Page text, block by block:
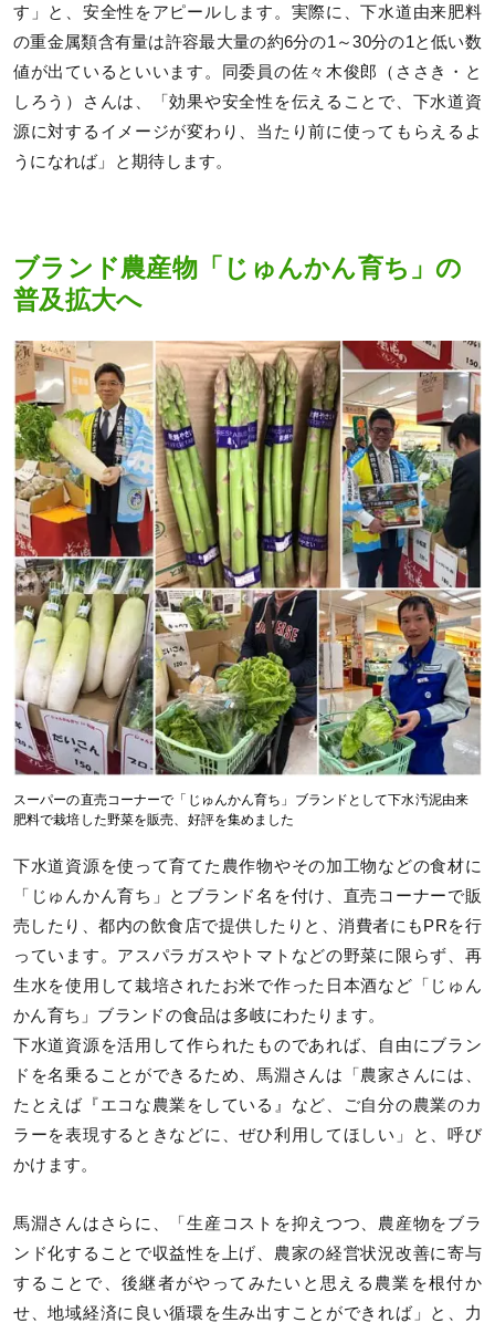
す」と、安全性をアピールします。実際に、下水道由来肥料
の重金属類含有量は許容最大量の約6分の1～30分の1と低い数
値が出ているといいます。同委員の佐々木俊郎（ささき・と
しろう）さんは、「効果や安全性を伝えることで、下水道資
源に対するイメージが変わり、当たり前に使ってもらえるよ
うになれば」と期待します。
ブランド農産物「じゅんかん育ち」の
普及拡大へ
スーパーの直売コーナーで「じゅんかん育ち」ブランドとして下水汚泥由来
肥料で栽培した野菜を販売、好評を集めました
下水道資源を使って育てた農作物やその加工物などの食材に
「じゅんかん育ち」とブランド名を付け、直売コーナーで販
売したり、都内の飲食店で提供したりと、消費者にもPRを行
っています。アスパラガスやトマトなどの野菜に限らず、再
生水を使用して栽培されたお米で作った日本酒など「じゅん
かん育ち」ブランドの食品は多岐にわたります。
下水道資源を活用して作られたものであれば、自由にブラン
ドを名乗ることができるため、馬淵さんは「農家さんには、
たとえば『エコな農業をしている』など、ご自分の農業のカ
ラーを表現するときなどに、ぜひ利用してほしい」と、呼び
かけます。
馬淵さんはさらに、「生産コストを抑えつつ、農産物をブラ
ンド化することで収益性を上げ、農家の経営状況改善に寄与
することで、後継者がやってみたいと思える農業を根付か
せ、地域経済に良い循環を生み出すことができれば」と、力